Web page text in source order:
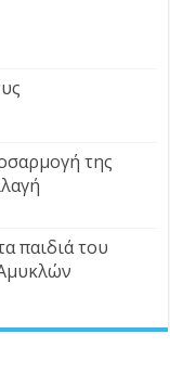
της
παιδιά του